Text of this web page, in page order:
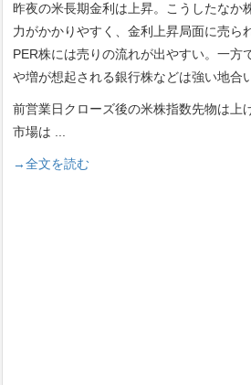
昨夜の米長期金利は上昇。こうしたなか
力がかかりやすく、金利上昇局面に売ら
PER株には売りの流れが出やすい。一方
や増が想起される銀行株などは強い地合
前営業日クローズ後の米株指数先物は上
市場は
→全文を読む